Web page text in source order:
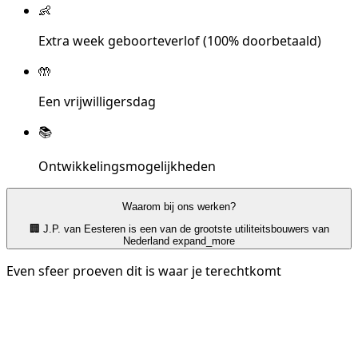
👶
Extra week geboorteverlof (100% doorbetaald)
🤲
Een vrijwilligersdag
📚
Ontwikkelingsmogelijkheden
Waarom bij ons werken?
🏢 J.P. van Eesteren is een van de grootste utiliteitsbouwers van
Nederland expand_more
Even sfeer proeven dit is waar je terechtkomt